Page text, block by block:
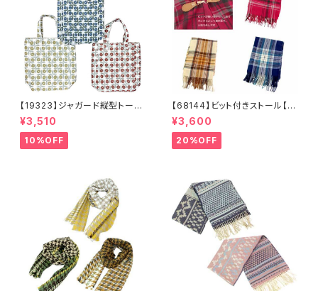
【19323】ジャガード縦型トート
【送料無料】トレンド トートバッ
グ ジャガードバッグ ジャガー
ド生地 花柄 グレーベージ
ュ アイボリー ライトグレー
¥3,510
10%OFF
【68144】ビット付きストール【送
料無料】チェック柄 大判ストー
ル チェックストール アイボリ
ー ベージュ レッド ネイビ
ー フリンジ マフラー ひざ
¥3,600
20%OFF